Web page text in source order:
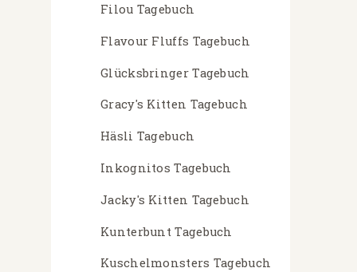
Filou Tagebuch
Flavour Fluffs Tagebuch
Glücksbringer Tagebuch
Gracy's Kitten Tagebuch
Häsli Tagebuch
Inkognitos Tagebuch
Jacky's Kitten Tagebuch
Kunterbunt Tagebuch
Kuschelmonsters Tagebuch